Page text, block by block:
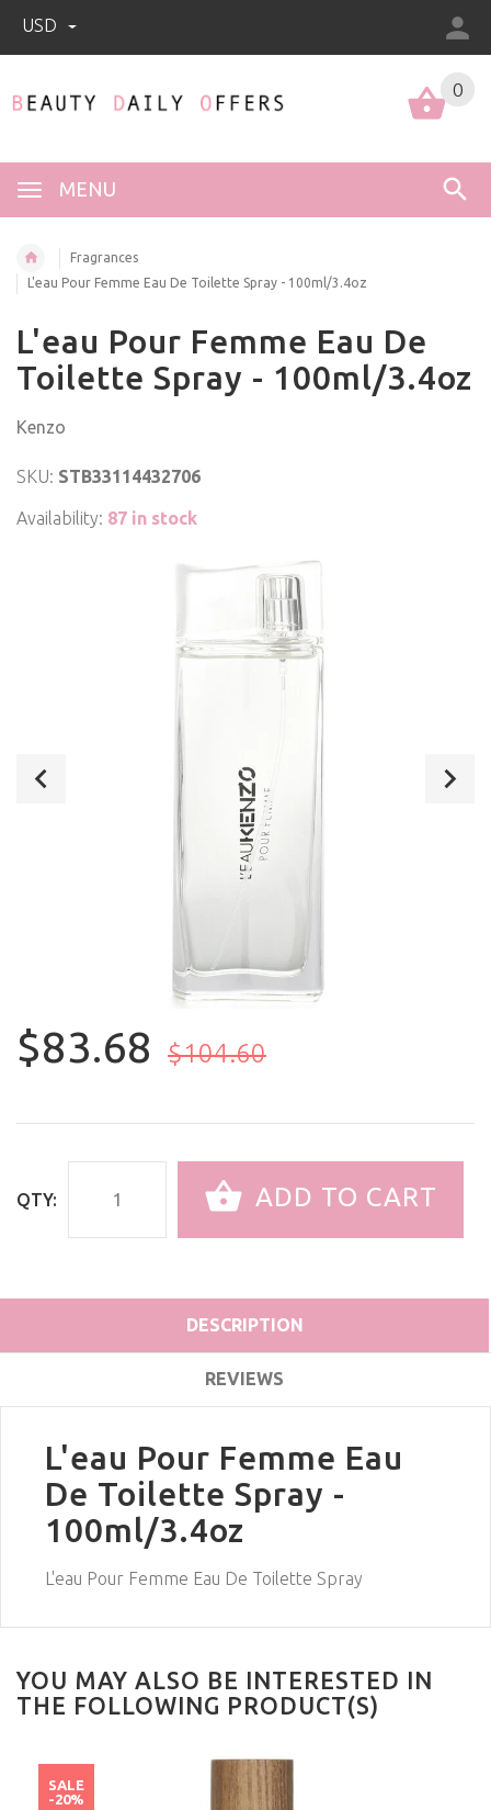
USD
0
MENU
0
Fragrances
L'eau Pour Femme Eau De Toilette Spray - 100ml/3.4oz
L'eau Pour Femme Eau De
Toilette Spray - 100ml/3.4oz
Kenzo
SKU: STB33114432706
Availability: 87 in stock
$83.68 $104.60
QTY: ADD TO CART
DESCRIPTION
REVIEWS
L'eau Pour Femme Eau
De Toilette Spray -
100ml/3.4oz
L'eau Pour Femme Eau De Toilette Spray
YOU MAY ALSO BE INTERESTED IN
THE FOLLOWING PRODUCT(S)
SALE
-20%